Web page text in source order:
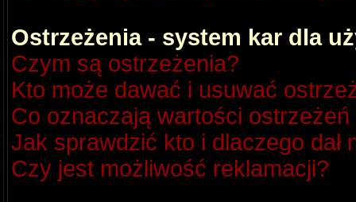
Ostrzeżenia - system kar dla
Czym są ostrzeżenia?
Kto może dawać i usuwać
Co oznaczają wartości
Jak sprawdzić kto i dlaczego dał
Czy jest możliwość reklamacji?